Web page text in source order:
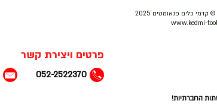
כלים פנאומטים 2025
www.kedmi-
פרטים ויצירת קשר
052-2522370
החברתיות!